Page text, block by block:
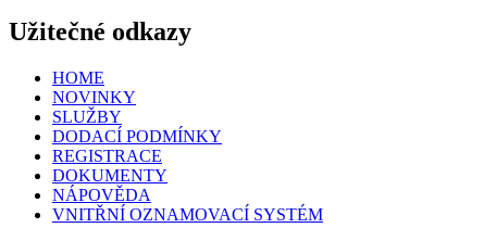
Užitečné odkazy
HOME
NOVINKY
SLUŽBY
DODACÍ PODMÍNKY
REGISTRACE
DOKUMENTY
NÁPOVĚDA
VNITŘNÍ OZNAMOVACÍ SYSTÉM